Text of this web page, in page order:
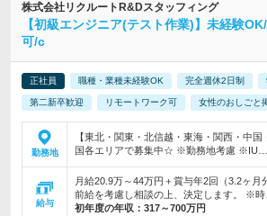
株式会社リクルートR&Dスタッフィング
【初級エンジニア(テスト作業)】未経験
可/c
正社員 職種・業種未経験OK 完全週休2日制
第二新卒歓迎 リモートワーク可 女性のおしごと
勤務地
【東北・関東・北信越・東海・関西・中
国各エリアで募集中☆ ※勤務地考慮 ※IU…
給与
月給20.9万～44万円＋賞与年2回（3.2ヶ月
前給を考慮し相談の上、決定します。 ※時
初年度の年収： 317～700万円